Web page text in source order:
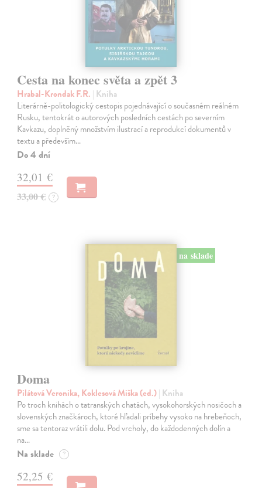
Cesta na konec světa a zpět 3
Hrabal-Krondak F.R. | Kniha
Literárně-politologický cestopis pojednávající o současném reálném
Rusku, tentokrát o autorových posledních cestách po severním
Kavkazu, doplněný množstvím ilustrací a reprodukcí dokumentů v
textu a především…
Do 4 dní
32,01 €
33,00 € ?
na sklade
Doma
Pilátová Veronika, Koklesová Miška (ed.)| Kniha
Po troch knihách o tatranských chatách, vysokohorských nosičoch a
slovenských značkároch, ktoré hľadali príbehy vysoko na hrebeňoch,
sme sa tentoraz vrátili dolu. Pod vrcholy, do každodenných dolín a
na…
Na sklade ?
52,25 €